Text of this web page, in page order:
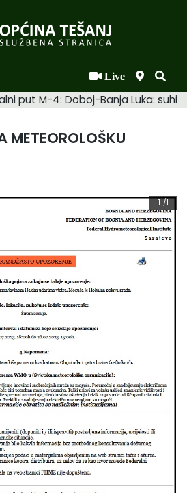
Live
put M-4: Doboj-Banja Luka:
METEOROLOŠKU
1 /1